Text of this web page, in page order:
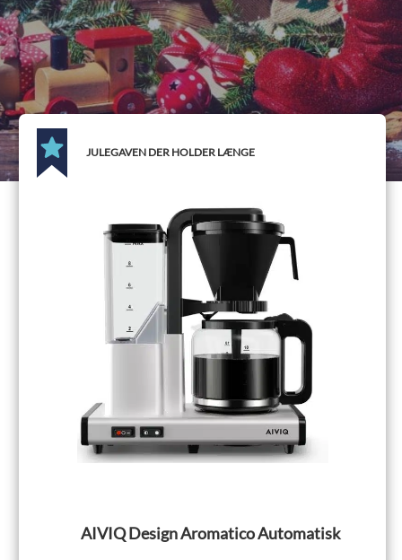
JULEGAVEN DER HOLDER LÆNGE
AIVIQ Design Aromatico Automatisk